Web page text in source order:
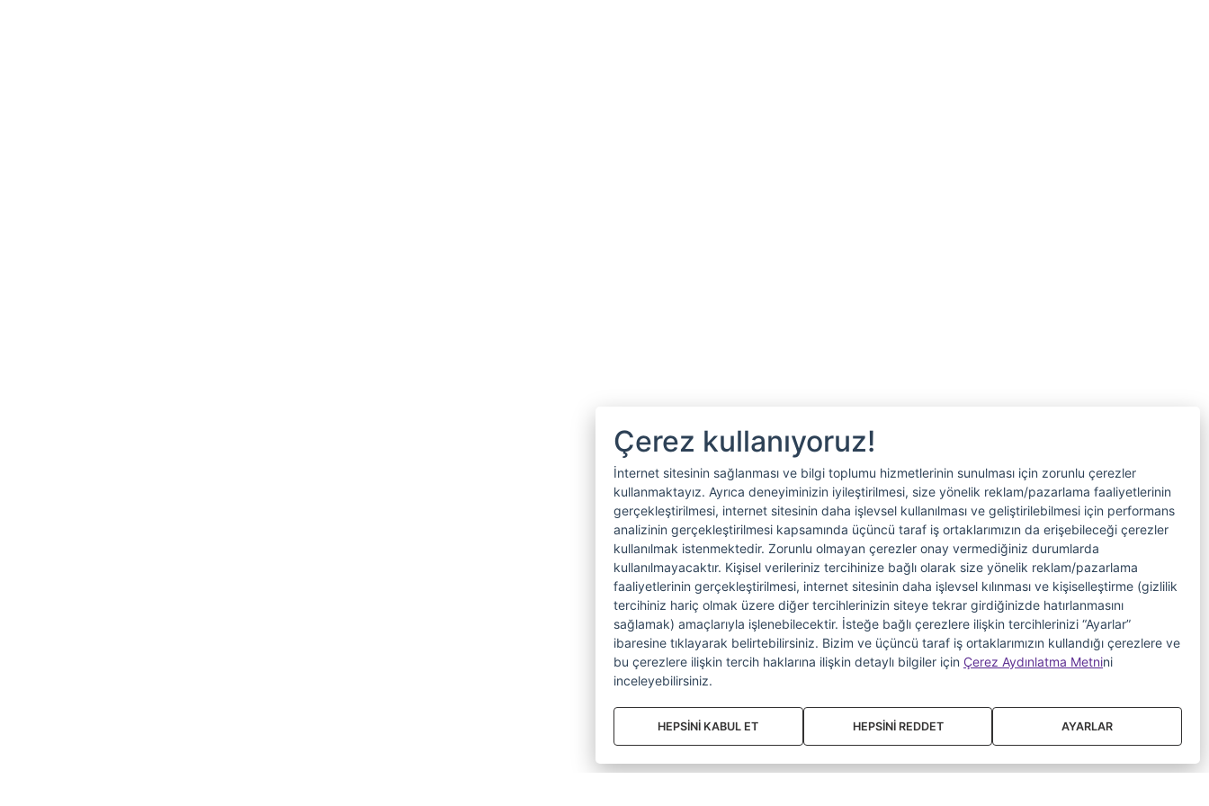
Çerez kullanıyoruz!
İnternet sitesinin sağlanması ve bilgi toplumu hizmetlerinin sunulması için zorunlu çerezler
kullanmaktayız. Ayrıca deneyiminizin iyileştirilmesi, size yönelik reklam/pazarlama faaliyetlerinin
gerçekleştirilmesi, internet sitesinin daha işlevsel kullanılması ve geliştirilebilmesi için performans
analizinin gerçekleştirilmesi kapsamında üçüncü taraf iş ortaklarımızın da erişebileceği çerezler
kullanılmak istenmektedir. Zorunlu olmayan çerezler onay vermediğiniz durumlarda
kullanılmayacaktır. Kişisel verileriniz tercihinize bağlı olarak size yönelik reklam/pazarlama
faaliyetlerinin gerçekleştirilmesi, internet sitesinin daha işlevsel kılınması ve kişiselleştirme (gizlilik
tercihiniz hariç olmak üzere diğer tercihlerinizin siteye tekrar girdiğinizde hatırlanmasını
sağlamak) amaçlarıyla işlenebilecektir. İsteğe bağlı çerezlere ilişkin tercihlerinizi “Ayarlar”
ibaresine tıklayarak belirtebilirsiniz. Bizim ve üçüncü taraf iş ortaklarımızın kullandığı çerezlere ve
bu çerezlere ilişkin tercih haklarına ilişkin detaylı bilgiler için Çerez Aydınlatma Metnini
inceleyebilirsiniz.
HEPSİNİ KABUL ET HEPSİNİ REDDET AYARLAR